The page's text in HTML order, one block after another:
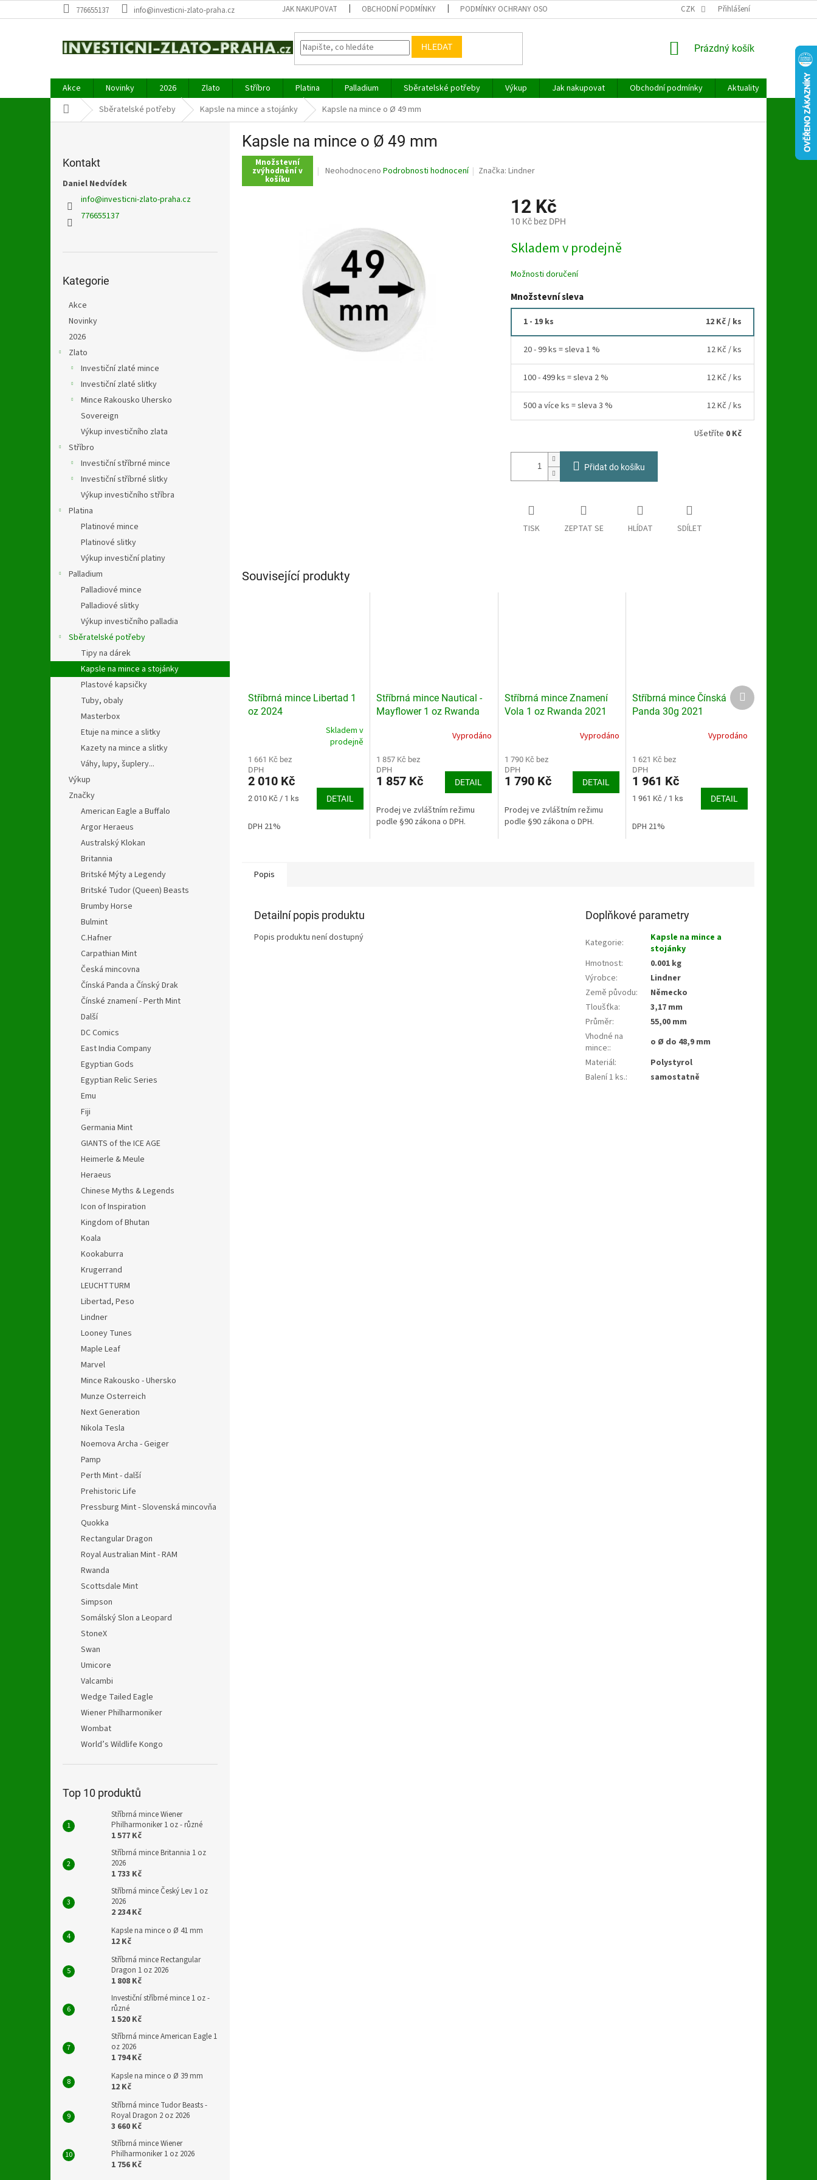
na
776655137 info@investicni-zlato-praha.cz JAK NAKUPOVAT OBCHODNÍ PODMÍNKY PODMÍNKY OCHRANY OSOBNÍCH ÚDAJŮ CZK Přihlášení
HLEDAT
NÁKUPNÍ
Prázdný košík
Akce Novinky 2026 Zlato Stříbro Platina Palladium Sběratelské potřeby Výkup Jak nakupovat Obchodní podmínky Aktuality
Kontakt
Domů Sběratelské potřeby Kapsle na mince a stojánky Kapsle na mince o Ø 49 mm
Kontakt
Daniel Nedvídek
info@investicni-zlato-praha.cz
776655137
kategorie
Kategorie
Akce
Novinky
2026
Zlato
Investiční zlaté mince
Investiční zlaté slitky
Mince Rakousko Uhersko
Sovereign
Výkup investičního zlata
Stříbro
Investiční stříbrné mince
Investiční stříbrné slitky
Výkup investičního stříbra
Platina
Platinové mince
Platinové slitky
Výkup investiční platiny
Palladium
Palladiové mince
Palladiové slitky
Výkup investičního palladia
Sběratelské potřeby
Tipy na dárek
Kapsle na mince a stojánky
Plastové kapsičky
Tuby, obaly
Masterbox
Etuje na mince a slitky
Kazety na mince a slitky
Váhy, lupy, šuplery...
Výkup
Značky
American Eagle a Buffalo
Argor Heraeus
Australský Klokan
Britannia
Britské Mýty a Legendy
Britské Tudor (Queen) Beasts
Brumby Horse
Bulmint
C.Hafner
Carpathian Mint
Česká mincovna
Čínská Panda a Čínský Drak
Čínské znamení - Perth Mint
Další
DC Comics
East India Company
Egyptian Gods
Egyptian Relic Series
Emu
Fiji
Germania Mint
GIANTS of the ICE AGE
Heimerle & Meule
Heraeus
Chinese Myths & Legends
Icon of Inspiration
Kingdom of Bhutan
Koala
Kookaburra
Krugerrand
LEUCHTTURM
Libertad, Peso
Lindner
Looney Tunes
Maple Leaf
Marvel
Mince Rakousko - Uhersko
Munze Osterreich
Next Generation
Nikola Tesla
Noemova Archa - Geiger
Pamp
Perth Mint - další
Prehistoric Life
Pressburg Mint - Slovenská mincovňa
Quokka
Rectangular Dragon
Royal Australian Mint - RAM
Rwanda
Scottsdale Mint
Simpson
Somálský Slon a Leopard
StoneX
Swan
Umicore
Valcambi
Wedge Tailed Eagle
Wiener Philharmoniker
Wombat
World’s Wildlife Kongo
Top 10 produktů
Stříbrná mince Wiener
Philharmoniker 1 oz - různé
1 577 Kč
Stříbrná mince Britannia 1 oz
2026
1 733 Kč
Stříbrná mince Český Lev 1 oz
2026
2 234 Kč
Kapsle na mince o Ø 41 mm
12 Kč
Stříbrná mince Rectangular
Dragon 1 oz 2026
1 808 Kč
Investiční stříbrné mince 1 oz -
různé
1 520 Kč
Stříbrná mince American Eagle 1
oz 2026
1 794 Kč
Kapsle na mince o Ø 39 mm
12 Kč
Stříbrná mince Tudor Beasts -
Royal Dragon 2 oz 2026
3 660 Kč
Stříbrná mince Wiener
Philharmoniker 1 oz 2026
1 756 Kč
Kapsle na mince o Ø 49 mm
Množstevní
zvýhodnění v
košíku
Průměrné
5
hvězdiček.
Neohodnoceno Podrobnosti hodnocení Značka:Lindner
12 Kč
10 Kč bez DPH
cena:
Skladem v prodejně
Možnosti doručení
Množstevní sleva
1 - 19 ks 12 Kč/ ks
20 - 99 ks = sleva 1 % 12 Kč / ks
100 - 499 ks = sleva 2 % 12 Kč / ks
500 a více ks = sleva 3 % 12 Kč / ks
Ušetříte 0 Kč
Přidat do košíku
TISK ZEPTAT SE HLÍDAT SDÍLET
Související produkty
Stříbrná mince Libertad 1
oz 2024
produktu
je
3,9
z
Skladem v
prodejně
1 661 Kč bez
DPH
2 010 Kč
Měrná
2 010 Kč / 1 ks DETAIL
DPH 21%
Stříbrná mince Nautical -
Mayflower 1 oz Rwanda
Vyprodáno
1 857 Kč bez
DPH
1 857 Kč DETAIL
Prodej ve zvláštním režimu
podle §90 zákona o DPH.
Stříbrná mince Znamení
Vola 1 oz Rwanda 2021
Vyprodáno
1 790 Kč bez
DPH
1 790 Kč DETAIL
Prodej ve zvláštním režimu
podle §90 zákona o DPH.
Stříbrná mince Čínská
Panda 30g 2021
produktu
je
3,0
z
Vyprodáno
1 621 Kč bez
DPH
1 961 Kč
Měrná
1 961 Kč / 1 ks DETAIL
DPH 21%
Další
produkt
Popis
Detailní popis produktu
Popis produktu není dostupný
Doplňkové parametry
Kategorie:
Kapsle na mince a
stojánky
Hmotnost:
0.001 kg
Výrobce:
Lindner
Země původu:
Německo
Tloušťka:
3,17 mm
Průměr:
55,00 mm
Vhodné na
mince::
o Ø do 48,9 mm
Materiál:
Polystyrol
Balení 1 ks.: samostatně